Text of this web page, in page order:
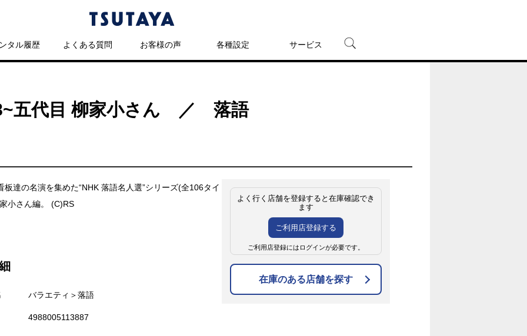
タル履歴 よくある質問 お客様の声 各種設定 サービス
五代目 柳家小さん ／ 落語
板達の名演を集めた“NHK 落語名人選”シリーズ(全106タイ
小さん編。 (C)RS
バラエティ＞落語
4988005113887
よく行く店舗を登録すると在庫確認でき
ます
ご利用店登録する
ご利用店登録にはログインが必要です。
在庫のある店舗を探す